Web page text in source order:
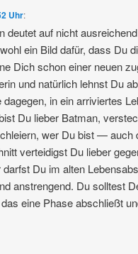
Uhr:
deutet auf nicht
ein Bild dafür, dass Du
Dich schon einer neuen
und natürlich lehnst Du
in ein arriviertes
Du lieber Batman,
wer Du bist — auch
verteidigst Du lieber
Du im alten
anstrengend. Du solltest
eine Phase abschließt